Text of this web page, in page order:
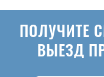
ПОЛУЧИТЕ
ВЫЕЗД